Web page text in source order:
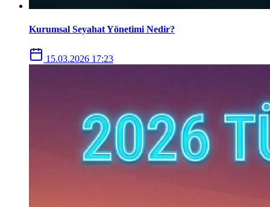
Kurumsal Seyahat Yönetimi Nedir?
15.03.2026 17:23